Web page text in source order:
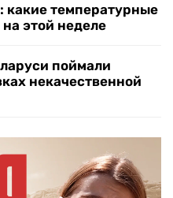
какие температурные
этой неделе
поймали
некачественной